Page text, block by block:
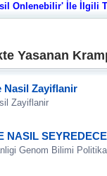
Onlenebilir' İle İlgili
Yasanan
Nasil Zayiflanir
Zayiflanir
NASIL
Genom Bilimi